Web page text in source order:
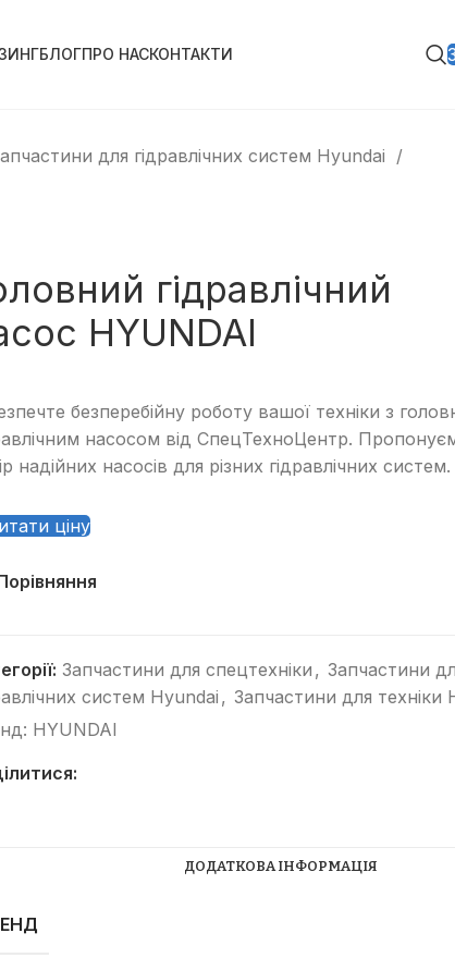
Прибиральні машини
Телескопічні навантажувачі
БЛОГПРО НАСКОНТАКТИ
для гідравлічних систем Hyundai
гідравлічний
HYUNDAI
безперебійну роботу вашої техніки з
насосом від СпецТехноЦентр.
надійних насосів для різних гідравлічних систем.
ціну
Запчастини для спецтехніки , Запчастини
систем Hyundai , Запчастини для техніки
HYUNDAI
ДОДАТКОВА ІНФОРМАЦІЯ